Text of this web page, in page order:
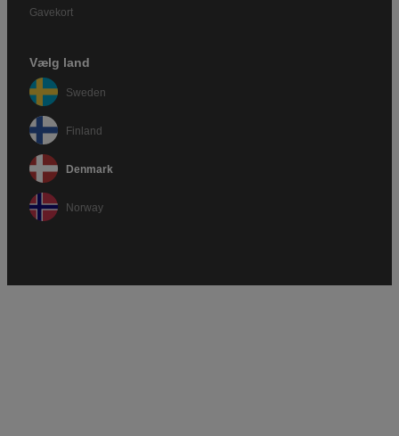
Gavekort
Vælg land
Sweden
Finland
Denmark
Norway